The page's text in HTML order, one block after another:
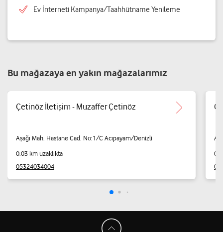
Ev İnterneti Kampanya/Taahhütname Yenileme
Bu mağazaya en yakın mağazalarımız
Çetinöz İletişim - Muzaffer Çetinöz
Aşağı Mah. Hastane Cad. No:1/C Acıpayam/Denizli
0.03 km uzaklıkta
05324034004